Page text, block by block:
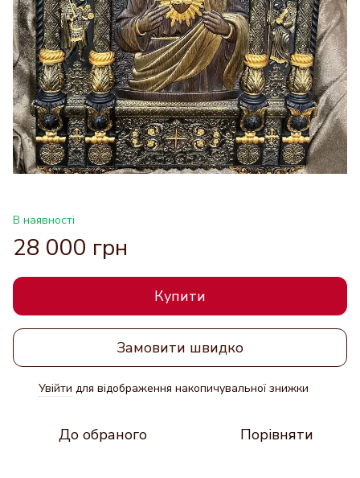
В наявності
28 000 грн
Купити
Замовити швидко
Увійти для відображення накопичувальної знижки
До обраного Порівняти